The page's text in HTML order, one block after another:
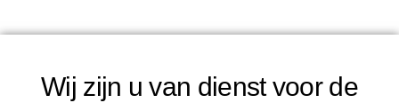
Wij zijn u van dienst voor de